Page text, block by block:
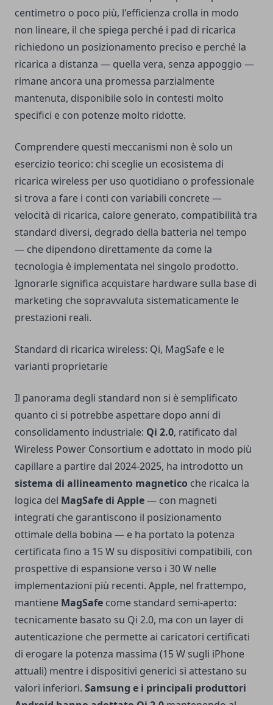
centimetro o poco più, l'efficienza crolla in modo
non lineare, il che spiega perché i pad di ricarica
richiedono un posizionamento preciso e perché la
ricarica a distanza — quella vera, senza appoggio —
rimane ancora una promessa parzialmente
mantenuta, disponibile solo in contesti molto
specifici e con potenze molto ridotte.
Comprendere questi meccanismi non è solo un
esercizio teorico: chi sceglie un ecosistema di
ricarica wireless per uso quotidiano o professionale
si trova a fare i conti con variabili concrete —
velocità di ricarica, calore generato, compatibilità tra
standard diversi, degrado della batteria nel tempo
— che dipendono direttamente da come la
tecnologia è implementata nel singolo prodotto.
Ignorarle significa acquistare hardware sulla base di
marketing che sopravvaluta sistematicamente le
prestazioni reali.
Standard di ricarica wireless: Qi, MagSafe e le
varianti proprietarie
Il panorama degli standard non si è semplificato
quanto ci si potrebbe aspettare dopo anni di
consolidamento industriale: Qi 2.0, ratificato dal
Wireless Power Consortium e adottato in modo più
capillare a partire dal 2024-2025, ha introdotto un
sistema di allineamento magnetico che ricalca la
logica del MagSafe di Apple— con magneti
integrati che garantiscono il posizionamento
ottimale della bobina — e ha portato la potenza
certificata fino a 15 W su dispositivi compatibili, con
prospettive di espansione verso i 30 W nelle
implementazioni più recenti. Apple, nel frattempo,
mantiene MagSafe come standard semi-aperto:
tecnicamente basato su Qi 2.0, ma con un layer di
autenticazione che permette ai caricatori certificati
di erogare la potenza massima (15 W sugli iPhone
attuali) mentre i dispositivi generici si attestano su
valori inferiori. Samsung e i principali produttori